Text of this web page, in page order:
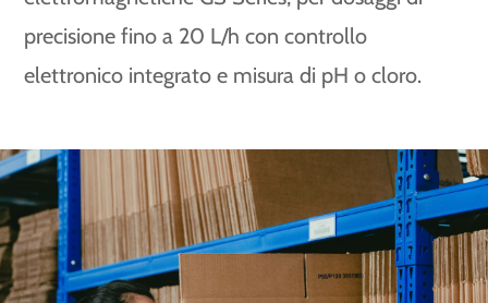
precisione fino a 20 L/h con controllo
elettronico integrato e misura di pH o cloro.